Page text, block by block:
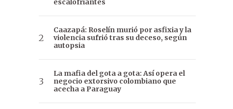
escalofriantes
Caazapá: Roselín murió por asfixia y la
violencia sufrió tras su deceso, según
autopsia
La mafia del gota a gota: Así opera el
negocio extorsivo colombiano que
acecha a Paraguay